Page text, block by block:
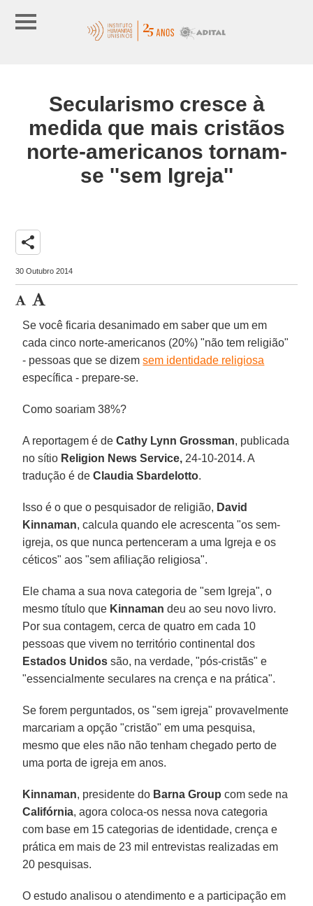
Secularismo cresce à
medida que mais cristãos
norte-americanos tornam-
se ''sem Igreja''
share
30 Outubro 2014
Se você ficaria desanimado em saber que um em
cada cinco norte-americanos (20%) "não tem religião"
- pessoas que se dizemsem identidade religiosa
específica - prepare-se.
Como soariam 38%?
A reportagem é deCathy Lynn Grossman, publicada
no sítio Religion News Service, 24-10-2014. A
tradução é deClaudia Sbardelotto.
Isso é o que o pesquisador de religião, David
Kinnaman, calcula quando ele acrescenta "os sem-
igreja, os que nunca pertenceram a uma Igreja e os
céticos" aos "sem afiliação religiosa".
Ele chama a sua nova categoria de "sem Igreja", o
mesmo título que Kinnaman deu ao seu novo livro.
Por sua contagem, cerca de quatro em cada 10
pessoas que vivem no território continental dos
Estados Unidos são, na verdade, "pós-cristãs" e
"essencialmente seculares na crença e na prática".
Se forem perguntados, os "sem igreja" provavelmente
marcariam a opção "cristão" em uma pesquisa,
mesmo que eles não não tenham chegado perto de
uma porta de igreja em anos.
Kinnaman, presidente do Barna Group com sede na
Califórnia, agora coloca-os nessa nova categoria
com base em 15 categorias de identidade, crença e
prática em mais de 23 mil entrevistas realizadas em
20 pesquisas.
O estudo analisou o atendimento e a participação em